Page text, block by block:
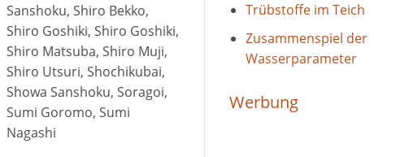
Sanshoku, Shiro Bekko,
Shiro Goshiki, Shiro Goshiki,
Shiro Matsuba, Shiro Muji,
Shiro Utsuri, Shochikubai,
Showa Sanshoku, Soragoi,
Sumi Goromo, Sumi
Nagashi
Trübstoffe im Teich
Zusammenspiel der
Wasserparameter
Werbung